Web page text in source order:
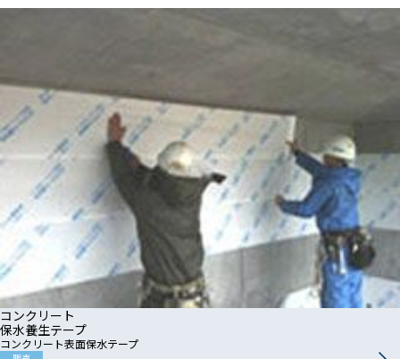
コンクリート
保水養生テープ
コンクリート表面保水テープ